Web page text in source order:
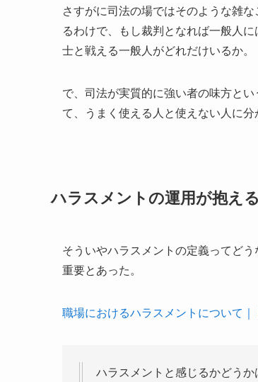
さすがに司法の場ではそのような雑
るわけで、もし裁判となれば一般人
士と戦える一般人がどれだけいるか。
で、司法が実質的に強い者の味方と
て、うまく使える人と使えない人に
ハラスメントの運用が抱え
そういやハラスメントの定義ってど
重要とあった。
職場におけるハラスメントについて｜
ハラスメントと感じるかどう